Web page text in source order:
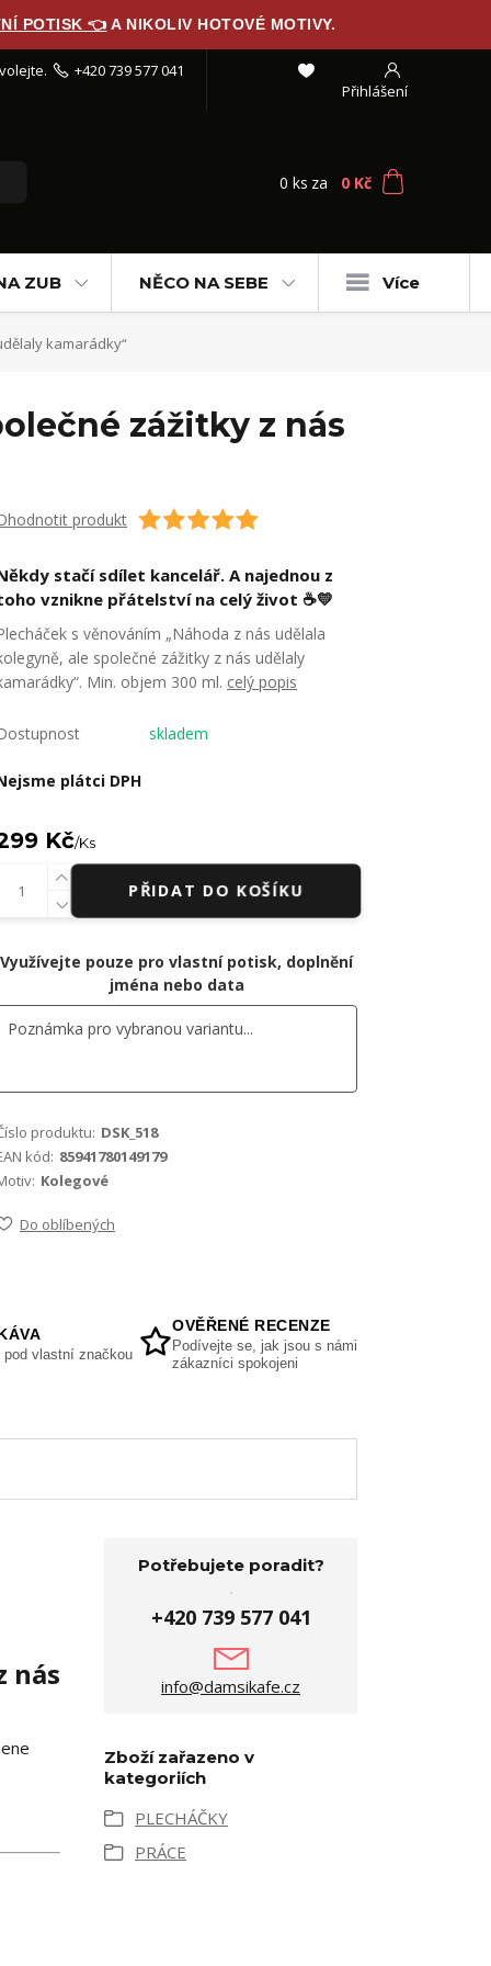
POTISK 👈 A NIKOLIV HOTOVÉ MOTIVY.
Přihlášení
+420 739 577 041
0 ks za 0 Kč
ZUB NĚCO NA SEBE Více
kamarádky“
zážitky z nás
produkt
stačí sdílet kancelář. A najednou z
vznikne přátelství na celý život ☕💛
s věnováním „Náhoda z nás udělala
ale společné zážitky z nás udělaly
Min. objem 300 ml. celý popis
skladem
plátci DPH
Kč/Ks
PŘIDAT DO KOŠÍKU
Využívejte pouze pro vlastní potisk, doplnění
jména nebo data
produktu: DSK_518
kód: 85941780149179
Kolegové
Do oblíbených
pod vlastní značkou
OVĚŘENÉ RECENZE
Podívejte se, jak jsou s námi
zákazníci spokojeni
nás
Potřebujete poradit?
+420 739 577 041
info@damsikafe.cz
Zboží zařazeno v
kategoriích
PLECHÁČKY
PRÁCE